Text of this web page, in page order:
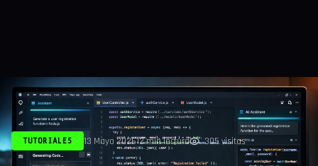
TUTORIALES 13 Mayo 202612 min lectura 305 visitas